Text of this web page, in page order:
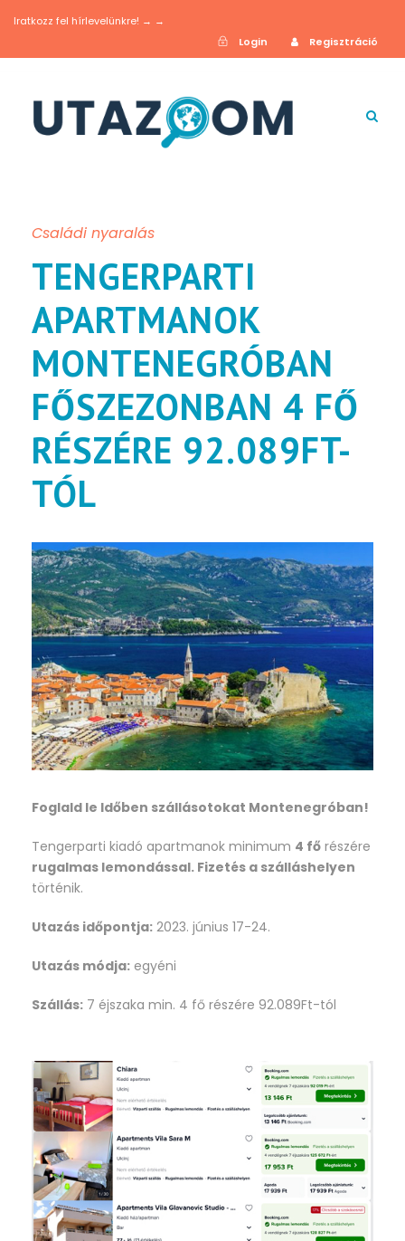
Iratkozz fel hírlevelünkre! → →
Login
Regisztráció
Családi nyaralás
TENGERPARTI
APARTMANOK
MONTENEGRÓBAN
FŐSZEZONBAN 4 FŐ
RÉSZÉRE 92.089FT-
TÓL
Foglald le Időben szállásotokat Montenegróban!
Tengerparti kiadó apartmanok minimum 4 fő részére
rugalmas lemondással. Fizetés a szálláshelyen
történik.
Utazás időpontja: 2023. június 17-24.
Utazás módja: egyéni
Szállás: 7 éjszaka min. 4 fő részére 92.089Ft-tól